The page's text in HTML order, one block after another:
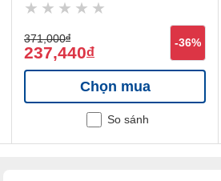
371,000đ
237,440đ
-36%
Chọn mua
So sánh